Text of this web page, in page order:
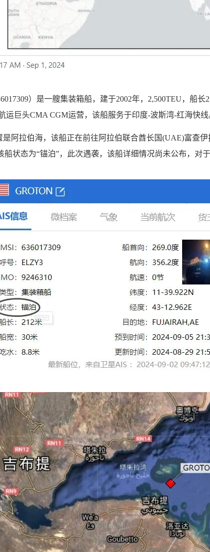
）是一艘集装箱船，建于2002年，2,500TEU，船
运巨头CMA CGM运营，该船服务于印度-波斯湾-红海快线
阿拉伯海，该船正在前往阿拉伯联合酋长国(UAE)富查
状态为“锚泊”，此次遇袭，该船详细情况尚未公布，对